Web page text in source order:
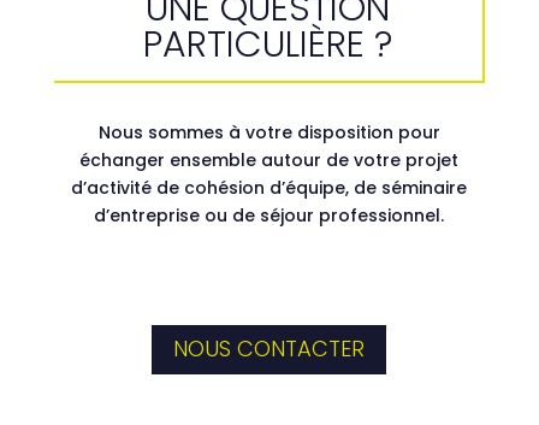
PARTICULIÈRE ?
Nous sommes à votre disposition pour
échanger ensemble autour de votre projet
d’activité de cohésion d’équipe, de séminaire
d’entreprise ou de séjour professionnel.
NOUS CONTACTER